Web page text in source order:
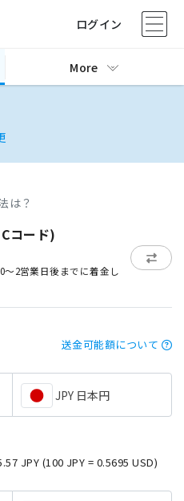
ログイン
More
は？
コード)
2営業日後までに着金し
送金可能額について
JPY 日本円
JPY (100 JPY = 0.5695 USD)